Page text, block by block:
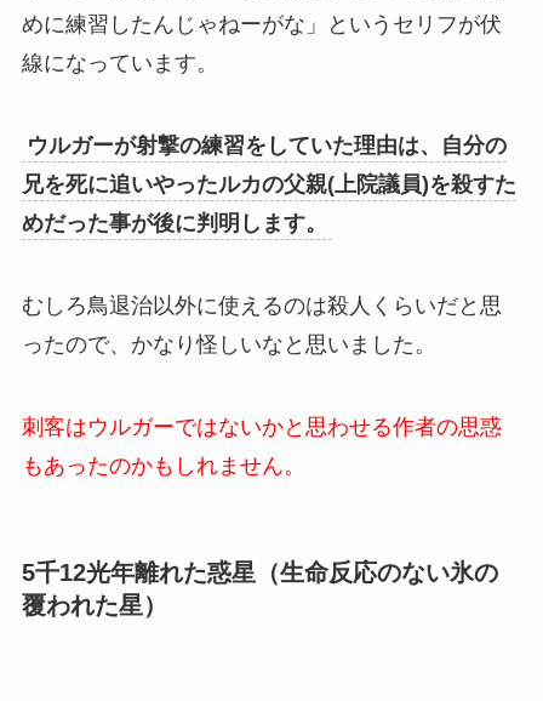
めに練習したんじゃねーがな」というセリフが伏
線になっています。
ウルガーが射撃の練習をしていた理由は、自分の
兄を死に追いやったルカの父親(上院議員)を殺すた
めだった事が後に判明します。
むしろ鳥退治以外に使えるのは殺人くらいだと思
ったので、かなり怪しいなと思いました。
刺客はウルガーではないかと思わせる作者の思惑
もあったのかもしれません。
5千12光年離れた惑星（生命反応のない氷の
覆われた星）